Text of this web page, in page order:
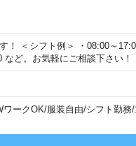
！ ＜シフト例＞ ・08:00～
ど。お気軽にご相談下さい！
ワークOK/服装自由/シフト勤務/